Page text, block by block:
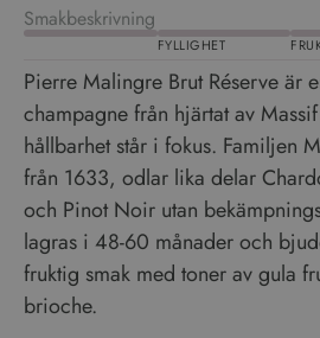
Smakbeskrivning
FYLLIGHET
Pierre Malingre Brut Réserve är
champagne från hjärtat av
hållbarhet står i fokus. Familjen
från 1633, odlar lika delar
och Pinot Noir utan
lagras i 48-60 månader och
fruktig smak med toner av gula
brioche.